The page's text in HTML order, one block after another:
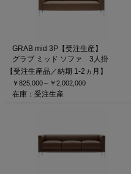
GRAB mid 3P【受注生産】
グラブ ミッド ソファ 3人掛
【受注生産品／納期 1-2ヵ月】
￥825,000～ ￥2,002,000
在庫：受注生産